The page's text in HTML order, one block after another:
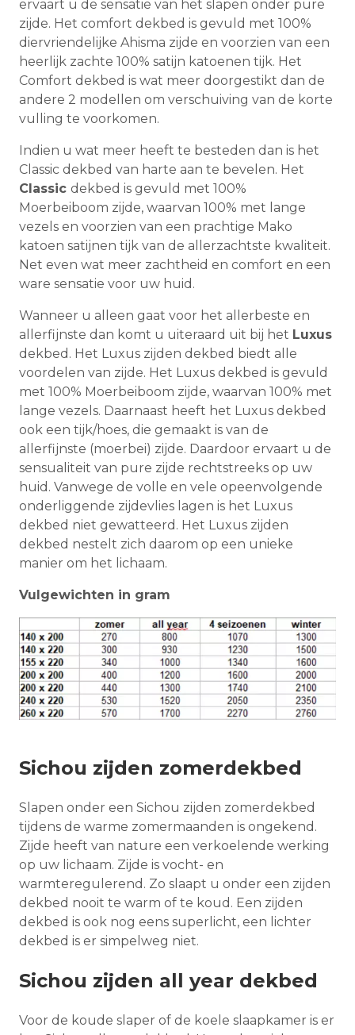
ervaart u de sensatie van het slapen onder pure
zijde. Het comfort dekbed is gevuld met 100%
diervriendelijke Ahisma zijde en voorzien van een
heerlijk zachte 100% satijn katoenen tijk. Het
Comfort dekbed is wat meer doorgestikt dan de
andere 2 modellen om verschuiving van de korte
vulling te voorkomen.
Indien u wat meer heeft te besteden dan is het
Classic dekbed van harte aan te bevelen. Het
Classic dekbed is gevuld met 100%
Moerbeiboom zijde, waarvan 100% met lange
vezels en voorzien van een prachtige Mako
katoen satijnen tijk van de allerzachtste kwaliteit.
Net even wat meer zachtheid en comfort en een
ware sensatie voor uw huid.
Wanneer u alleen gaat voor het allerbeste en
allerfijnste dan komt u uiteraard uit bij het Luxus
dekbed. Het Luxus zijden dekbed biedt alle
voordelen van zijde. Het Luxus dekbed is gevuld
met 100% Moerbeiboom zijde, waarvan 100% met
lange vezels. Daarnaast heeft het Luxus dekbed
ook een tijk/hoes, die gemaakt is van de
allerfijnste (moerbei) zijde. Daardoor ervaart u de
sensualiteit van pure zijde rechtstreeks op uw
huid. Vanwege de volle en vele opeenvolgende
onderliggende zijdevlies lagen is het Luxus
dekbed niet gewatteerd. Het Luxus zijden
dekbed nestelt zich daarom op een unieke
manier om het lichaam.
Vulgewichten in gram
Sichou zijden zomerdekbed
Slapen onder een Sichou zijden zomerdekbed
tijdens de warme zomermaanden is ongekend.
Zijde heeft van nature een verkoelende werking
op uw lichaam. Zijde is vocht- en
warmteregulerend. Zo slaapt u onder een zijden
dekbed nooit te warm of te koud. Een zijden
dekbed is ook nog eens superlicht, een lichter
dekbed is er simpelweg niet.
Sichou zijden all year dekbed
Voor de koude slaper of de koele slaapkamer is er